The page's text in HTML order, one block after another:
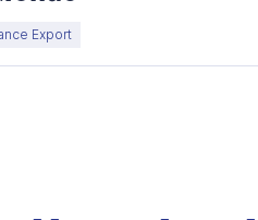
Export